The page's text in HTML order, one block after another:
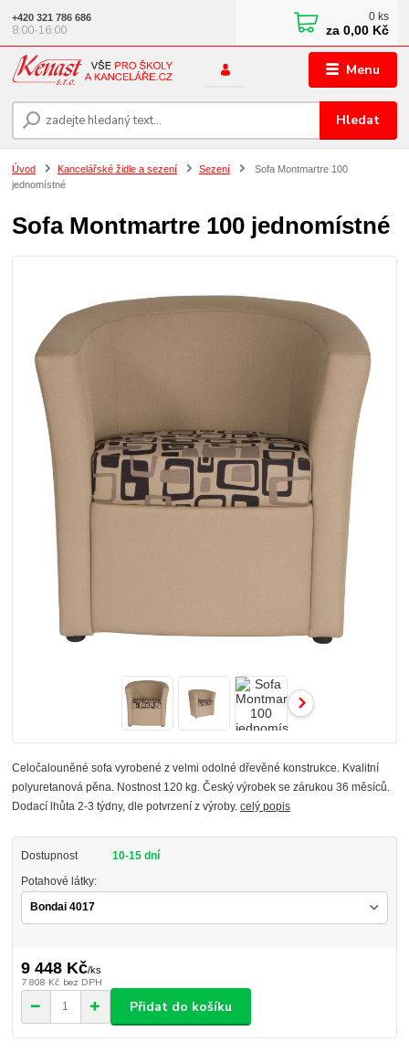
Menu
Hledat
+420 321 786 686
8:00-16:00
0 ks
za 0,00 Kč
Úvod Kancelářské židle a sezení Sezení
Sofa Montmartre 100
jednomístné
Sofa Montmartre 100 jednomístné
Celočalouněné sofa vyrobené z velmi odolné dřevěné konstrukce. Kvalitní
polyuretanová pěna. Nostnost 120 kg. Český výrobek se zárukou 36 měsíců.
Dodací lhůta 2-3 týdny, dle potvrzení z výroby.celý popis
Dostupnost 10-15 dní
Potahové látky:
9 448 Kč/ks
7 808 Kč bez DPH
Přidat do košíku